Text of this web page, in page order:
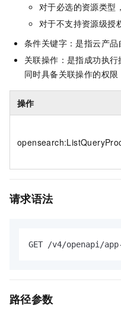
对于必选的资源类型
对于不支持资源级授
条件关键字：是指云产品
关联操作：是指成功执
同时具备关联操作的权限
操作
请求语法
GET /v4/openapi/
路径参数